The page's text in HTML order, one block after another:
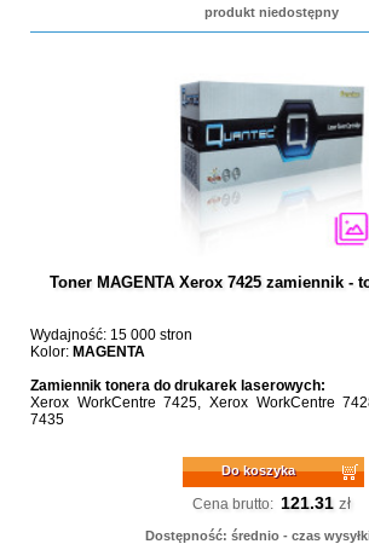
produkt niedostępny
Toner MAGENTA Xerox 7425 zamiennik -
Wydajność: 15 000 stron
Kolor: MAGENTA
Zamiennik tonera do drukarek laserowych:
Xerox WorkCentre 7425, Xerox WorkCentre
7435
Do koszyka
Cena brutto: 121.31 zł
Dostępność: średnio - czas